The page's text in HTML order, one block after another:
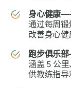
身心健
通过每周
改善身心健
跑步俱乐
涵盖 5 公
供教练指导